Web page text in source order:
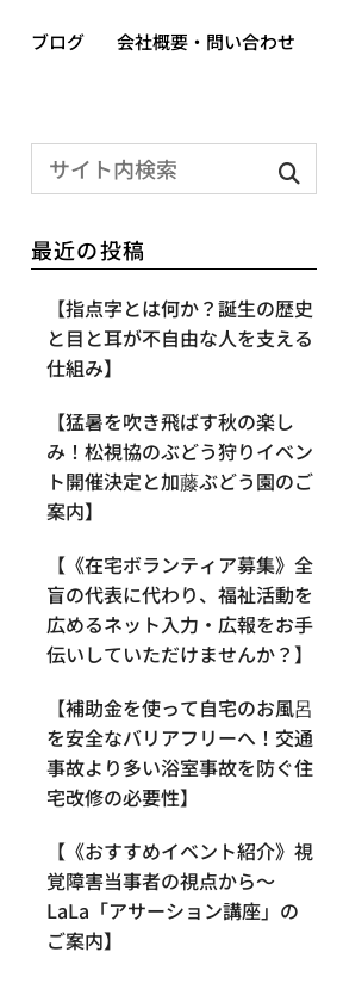
ブログ 会社概要・問い合わせ
最近の投稿
【指点字とは何か？誕生の歴史
と目と耳が不自由な人を支える
仕組み】
【​猛暑を吹き飛ばす秋の楽し
み！松視協のぶどう狩りイベン
ト開催決定と加藤ぶどう園のご
案内】
【《在宅ボランティア募集》全
盲の代表に代わり、福祉活動を
広めるネット入力・広報をお手
伝いしていただけませんか？】
【補助金を使って自宅のお風呂
を安全なバリアフリーへ！交通
事故より多い浴室事故を防ぐ住
宅改修の必要性】
【《おすすめイベント紹介》視
覚障害当事者の視点から〜
LaLa「アサーション講座」の
ご案内】